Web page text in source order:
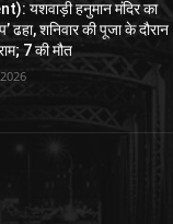
यशवाड़ी हनुमान मंदिर का
ढहा, शनिवार की पूजा के दौरान
7 की मौत